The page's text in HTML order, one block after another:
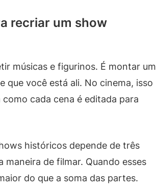
recriar um show
músicas e figurinos. É montar um
que você está ali. No cinema, isso
cada cena é editada para
históricos depende de três
de filmar. Quando esses
do que a soma das partes.